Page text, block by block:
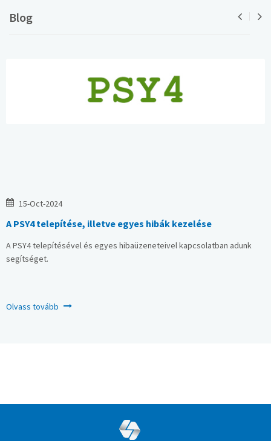
Blog
15-Oct-2024
A PSY4 telepítése, illetve egyes hibák kezelése
A PSY4 telepítésével és egyes hibaüzeneteivel kapcsolatban adunk
segítséget.
Olvass tovább